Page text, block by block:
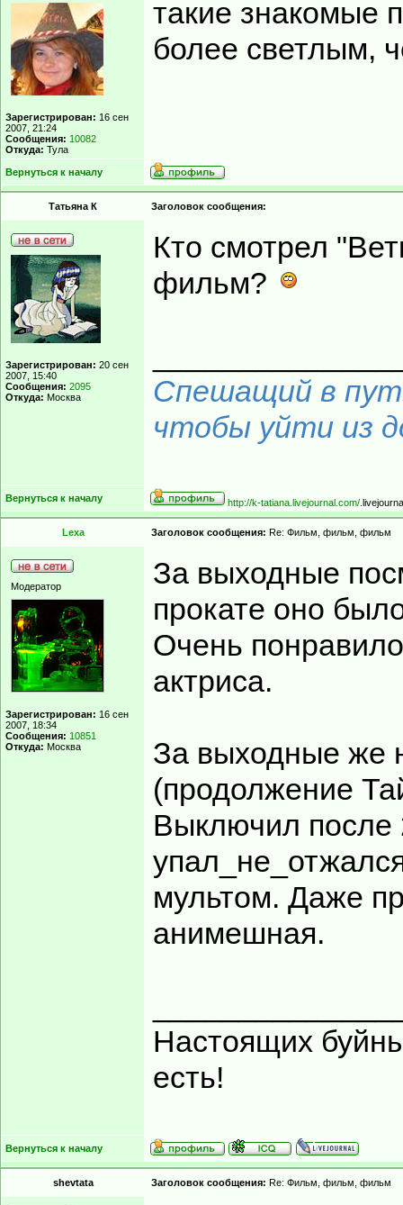
Зарегистрирован: 16 сен
2007, 21:24
Сообщения: 10082
Откуда: Тула
такие знакомые
более светлым,
Вернуться к началу
Татьяна К Заголовок сообщения:
Зарегистрирован: 20 сен
2007, 15:40
Сообщения: 2095
Откуда: Москва
Кто смотрел
фильм?
Спешащий в
чтобы уйти из
Вернуться к началу http://k-tatiana.livejournal.com/
Lexa Заголовок сообщения: Re: Фильм, фильм, фильм
Модератор
Зарегистрирован: 16 сен
2007, 18:34
Сообщения: 10851
Откуда: Москва
За выходные
прокате оно
Очень
актриса.
За выходные же
(продолжение
Выключил после
мультом. Даже
анимешная.
Настоящих
есть!
Вернуться к началу
shevtata Заголовок сообщения: Re: Фильм, фильм, фильм